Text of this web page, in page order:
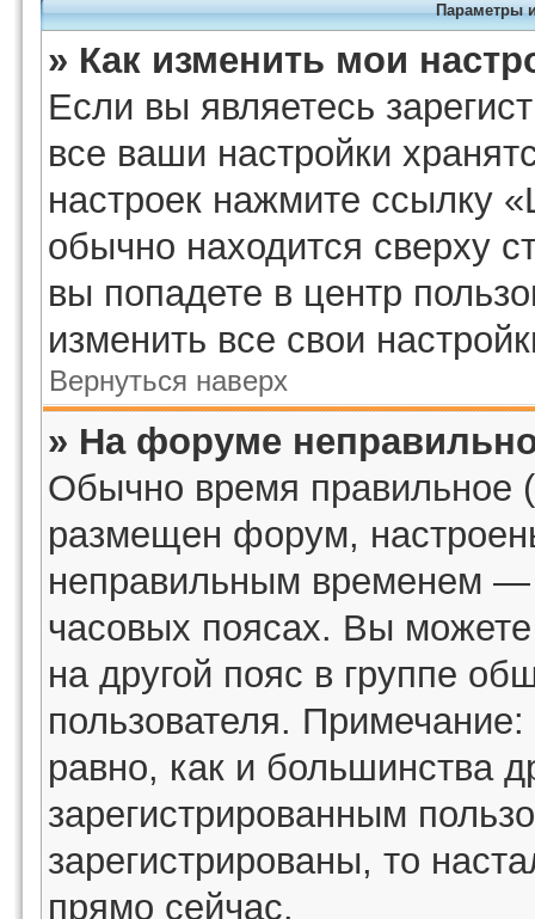
Параметры
» Как изменить мои
Если вы являетесь
все ваши настройки
настроек нажмите ссылку
обычно находится сверху
вы попадете в центр
изменить все свои
Вернуться наверх
» На форуме
Обычно время правильное
размещен форум,
неправильным временем —
часовых поясах. Вы
на другой пояс в группе
пользователя.
равно, как и большинства
зарегистрированным
зарегистрированы, то
прямо сейчас.